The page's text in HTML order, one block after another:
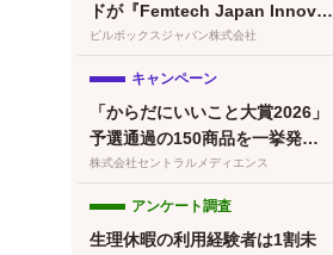
ドが『Femtech Japan Innovat
ion Pitch 2026』最終ノミネー
ピルボックスジャパン株式会社
キャンペーン
「からだにいいこと大賞2026」
予選通過の150商品を一挙発
表！本日より特設サイトもオー
株式会社セントラルメディエンス
アンケート調査
生理休暇の利用経験者は1割未